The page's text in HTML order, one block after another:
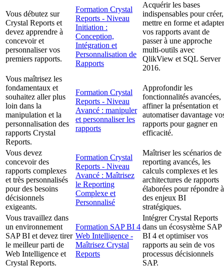
Vous débutez sur
Crystal Reports et
devez apprendre à
concevoir et
personnaliser vos
premiers rapports.
Formation Crystal
Reports - Niveau
Initiation :
Conception,
Intégration et
Personnalisation de
Rapports
Acquérir les bases
indispensables pour créer,
mettre en forme et adapter
vos rapports avant de
passer à une approche
multi-outils avec
QlikView et SQL Server
2016.
Vous maîtrisez les
fondamentaux et
souhaitez aller plus
loin dans la
manipulation et la
personnalisation des
rapports Crystal
Reports.
Formation Crystal
Reports - Niveau
Avancé : manipuler
et personnaliser les
rapports
Approfondir les
fonctionnalités avancées,
affiner la présentation et
automatiser davantage
rapports pour gagner en
efficacité.
Vous devez
concevoir des
rapports complexes
et très personnalisés
pour des besoins
décisionnels
exigeants.
Formation Crystal
Reports - Niveau
Avancé : Maîtrisez
le Reporting
Complexe et
Personnalisé
Maîtriser les scénarios de
reporting avancés, les
calculs complexes et les
architectures de rapports
élaborées pour répondre à
des enjeux BI
stratégiques.
Vous travaillez dans
un environnement
SAP BI et devez tirer
le meilleur parti de
Web Intelligence et
Crystal Reports.
Formation SAP BI 4
Web Intelligence -
Maîtrisez Crystal
Reports
Intégrer Crystal Reports
dans un écosystème SAP
BI 4 et optimiser vos
rapports au sein de vos
processus décisionnels
SAP.